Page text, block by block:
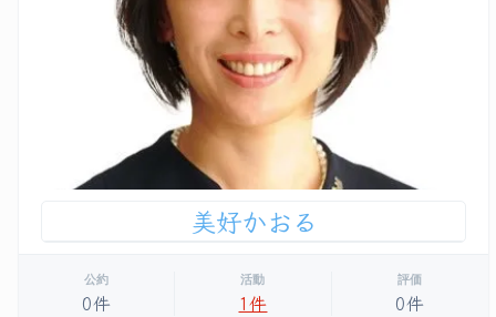
美好かおる
公約
0件
活動
1件
評価
0件